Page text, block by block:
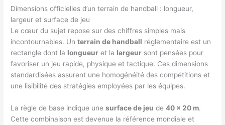
Dimensions officielles d’un terrain de handball : longueur,
largeur et surface de jeu
Le cœur du sujet repose sur des chiffres simples mais
incontournables. Unterrain de handball réglementaire est un
rectangle dont la longueur et la largeur sont pensées pour
favoriser un jeu rapide, physique et tactique. Ces dimensions
standardisées assurent une homogénéité des compétitions et
une lisibilité des stratégies employées par les équipes.
La règle de base indique unesurface de jeu de40 x 20 m.
Cette combinaison est devenue la référence mondiale et